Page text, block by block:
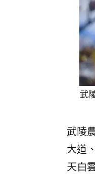
武
武陵
大道
天白